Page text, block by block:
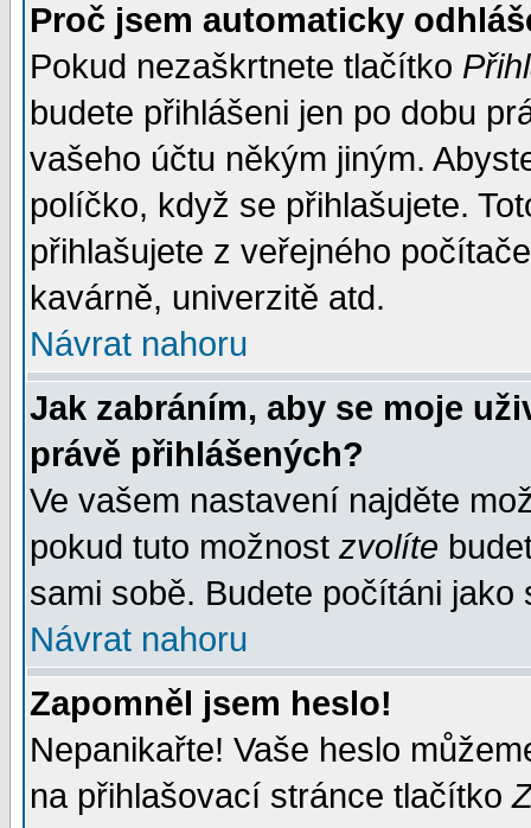
Proč jsem automaticky
Pokud nezaškrtnete tlačítko
budete přihlášeni jen po dobu
vašeho účtu někým jiným.
políčko, když se přihlašujete.
přihlašujete z veřejného
kavárně, univerzitě atd.
Návrat nahoru
Jak zabráním, aby se moje
právě přihlášených?
Ve vašem nastavení najděte
pokud tuto možnost zvolíte
sami sobě. Budete počítáni jako
Návrat nahoru
Zapomněl jsem heslo!
Nepanikařte! Vaše heslo
na přihlašovací stránce tlačítko